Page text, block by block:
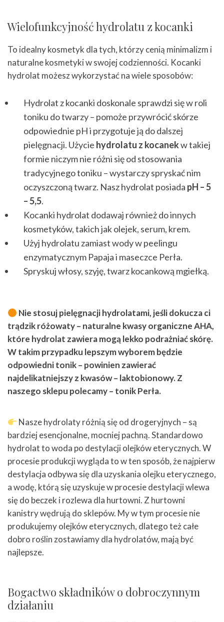
Wielofunkcyjność hydrolatu z kocanki
To idealny kosmetyk dla tych, którzy cenią minimalizm i
naturalne kosmetyki w swojej codzienności. Kocanki
hydrolat możesz wykorzystać na wiele sposobów:
Hydrolat z kocanki doskonale sprawdzi się w roli
toniku do twarzy – pomoże przywrócić skórze
odpowiednie pH i przygotuje ją do dalszej
pielęgnacji. Użycie hydrolatu z kocanekw takiej
formie niczym nie różni się od stosowania
tradycyjnego toniku – wystarczy spryskać nim
oczyszczoną twarz. Nasz hydrolat posiada pH – 5
– 5,5.
Kocanki hydrolat dodawaj również do innych
kosmetyków, takich jak olejek, serum, krem.
Użyj hydrolatu zamiast wody wpeelingu
enzymatycznym Papajai maseczce Perła.
Spryskuj włosy, szyję, twarz kocankową mgiełką.
Nie stosuj pielęgnacji hydrolatami, jeśli dokucza ci
trądzik różowaty – naturalne kwasy organiczne AHA,
które hydrolat zawiera mogą lekko podrażniać skórę.
W takim przypadku lepszym wyborem będzie
odpowiedni tonik – powinien zawierać
najdelikatniejszy z kwasów – laktobionowy. Z
naszego sklepu polecamy – tonik Perła.
Naszehydrolatyróżnią się od drogeryjnych – są
bardziej esencjonalne, mocniej pachną. Standardowo
hydrolat to woda po destylacji olejków eterycznych. W
procesie produkcji wygląda to w ten sposób, że najpierw
destylacja odbywa się dla uzyskania olejku eterycznego,
a wodę, którą się uzyskuje w procesie destylacji wlewa
się do beczek i rozlewa dla hurtowni. Z hurtowni
kanistry wędrują do sklepów. My w tym procesie nie
produkujemyolejków eterycznych, dlatego też całe
dobro roślin zostawiamy dla hydrolatów, mają być
najlepsze.
Bogactwo składników o dobroczynnym
działaniu